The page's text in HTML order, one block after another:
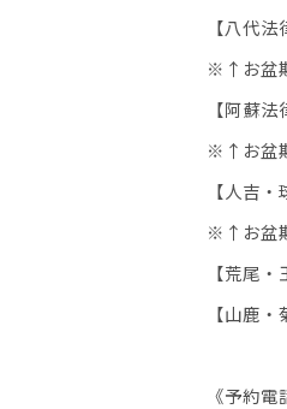
【八
※↑お盆
【阿
※↑お盆
【人
※↑お盆
【荒
【山
《予約電